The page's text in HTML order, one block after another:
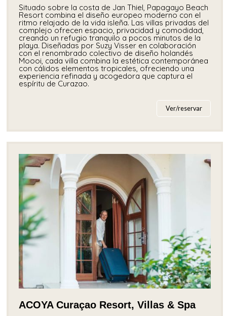
Situado sobre la costa de Jan Thiel, Papagayo Beach
Resort combina el diseño europeo moderno con el
ritmo relajado de la vida isleña. Las villas privadas del
complejo ofrecen espacio, privacidad y comodidad,
creando un refugio tranquilo a pocos minutos de la
playa. Diseñadas por Suzy Visser en colaboración
con el renombrado colectivo de diseño holandés
Moooi, cada villa combina la estética contemporánea
con cálidos elementos tropicales, ofreciendo una
experiencia refinada y acogedora que captura el
espíritu de Curazao.
Ver/reservar
ACOYA Curaçao Resort, Villas & Spa